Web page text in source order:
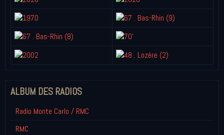
ALBUM DES RADIOS
Radio Monte Carlo / RMC
RMC